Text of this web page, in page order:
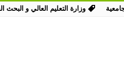
وزارة التعليم العالي و البحث